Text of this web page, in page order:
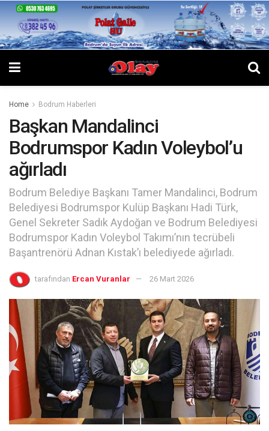
Home Bodrum Haberleri
Başkan Mandalinci
Bodrumspor Kadın Voleybol’u
ağırladı
Bodrum Belediye Başkanı Tamer Mandalinci, Bodrum
Belediyesi Bodrumspor Kulüp Başkanı Hadi Türk,
Genel Sekreter Sadık Aydoğan ve Bodrum Belediyesi
Bodrumspor Kadın Voleybol Takımı’nın tecrübeli
Başantrenörü Adnan Kıstak’ı belediyede ağırladı.
tarafından Ercan Vuranlar 26 Mart 2026